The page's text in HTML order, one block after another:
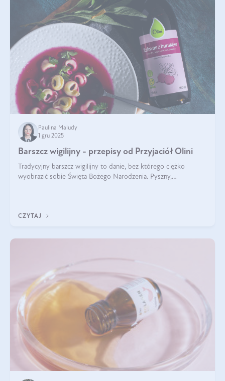
Paulina Maludy
1 gru 2025
Barszcz wigilijny - przepisy od Przyjaciół Olini
Tradycyjny barszcz wigilijny to danie, bez którego ciężko
wyobrazić sobie Święta Bożego Narodzenia. Pyszny,
CZYTAJ